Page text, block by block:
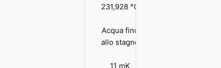
231,928 °C
Acqua fino
allo stagno
11 mK